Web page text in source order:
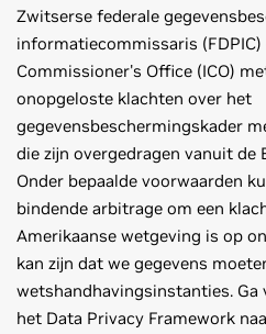
Zwitserse federale
informatiecommissaris
Commissioner's Office (ICO)
onopgeloste klachten over het
gegevensbeschermingskader
die zijn overgedragen vanuit de
Onder bepaalde voorwaarden
bindende arbitrage om een
Amerikaanse wetgeving is op
kan zijn dat we gegevens
wetshandhavingsinstanties.
het Data Privacy Framework